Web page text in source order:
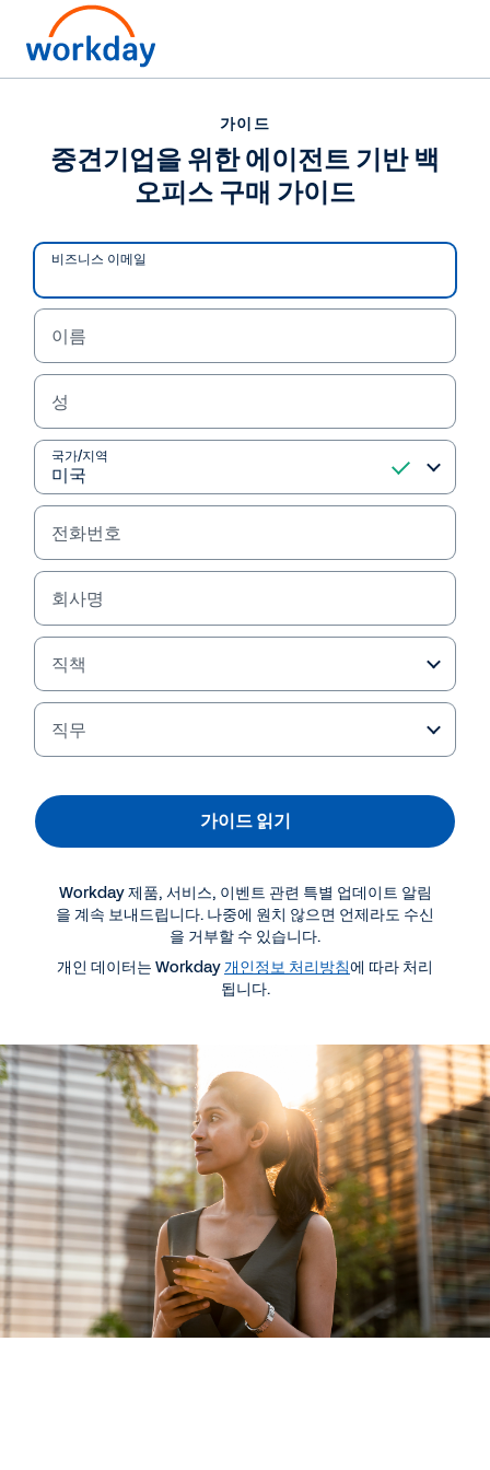
중견기업을 위한 에이전트
기반 백 오피스 구매 가이드
시스템 파편화로 겪는 문제에 대한 해법 여러 벤더를
를 위한 단일 통합 플랫폼을 배포하는 데 이 가이드를
활용하세요. 귀사와 같은 중견기업에서 빠르게 활성
화하고 불확실성을 해소하며 모든 관련 부서가 환영
할 선택을 해야 합니다.
가이드 읽기
더 많은 자료 보기
중견기업을 위한 에이전트 기반 백 오피스 구매 가이드
EBOOK
중견기업을 위한 Workday GO
가이드
HR 및 재무 시스템 확장을 위한 구매자 가이드
더 많은 자료 보기
가이드
중견기업을 위한 에이전트 기반 백
오피스 구매 가이드
비즈니스 이메일
이름
성
국가/지역
전화번호
회사명
직책
직무
가이드 읽기
Workday 제품, 서비스, 이벤트 관련 특별 업데이트 알림
을 계속 보내드립니다. 나중에 원치 않으면 언제라도 수신
을 거부할 수 있습니다.
개인 데이터는 Workday개인정보 처리방침에 따라 처리
됩니다.